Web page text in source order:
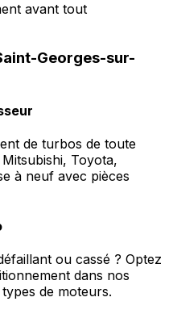
avant tout
Georges-sur-
de turbos de toute
Toyota,
à neuf avec pièces
ou cassé ? Optez
dans nos
de moteurs.